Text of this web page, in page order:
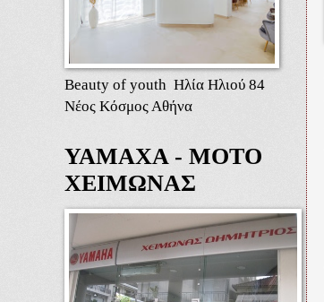
Beauty of youth Ηλία Ηλιού 84
Νέος Κόσμος Αθήνα
ΥΑΜΑΧΑ - ΜΟΤΟ
ΧΕΙΜΩΝΑΣ